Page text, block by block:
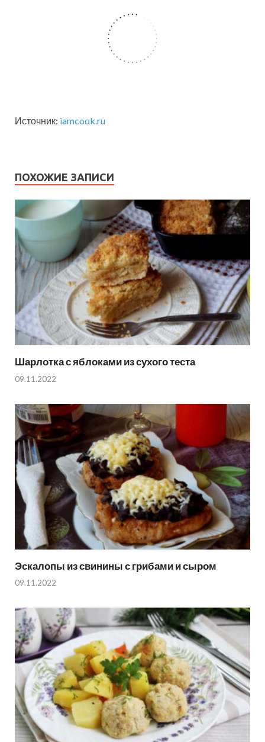
Источник: iamcook.ru
ПОХОЖИЕ ЗАПИСИ
Шарлотка с яблоками из сухого теста
09.11.2022
Эскалопы из свинины с грибами и сыром
09.11.2022